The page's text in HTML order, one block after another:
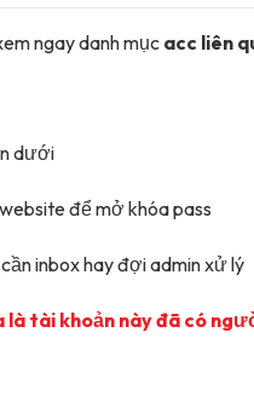
ngay danh mục acc liên
dưới
để mở khóa pass
inbox hay đợi admin xử lý
là tài khoản này đã có